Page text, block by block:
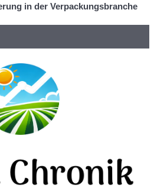
in der Verpackungsbranche